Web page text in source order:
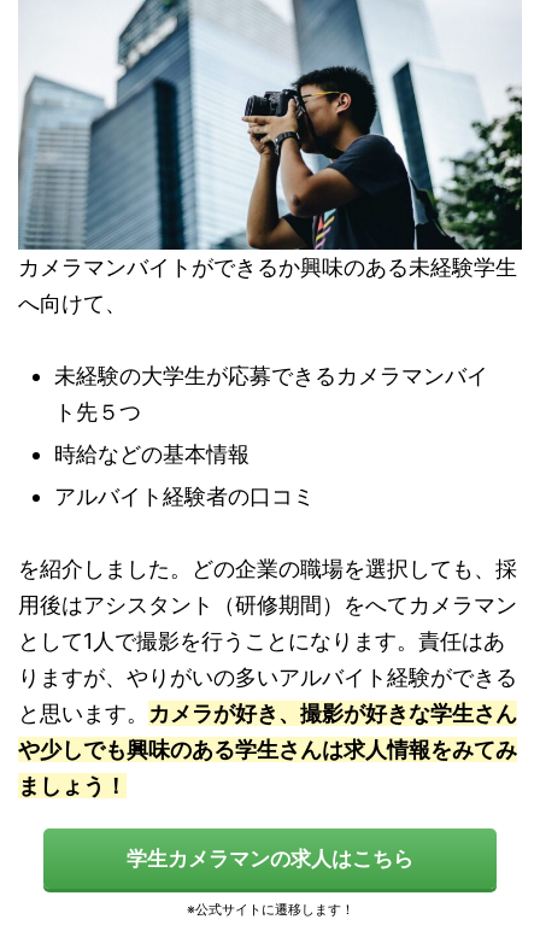
カメラマンバイトができるか興味のある未経験学生
へ向けて、
未経験の大学生が応募できるカメラマンバイ
ト先５つ
時給などの基本情報
アルバイト経験者の口コミ
を紹介しました。どの企業の職場を選択しても、採
用後はアシスタント（研修期間）をへてカメラマン
として1人で撮影を行うことになります。責任はあ
りますが、やりがいの多いアルバイト経験ができる
と思います。 カメラが好き、撮影が好きな学生さん
や少しでも興味のある学生さんは求人情報をみてみ
ましょう！
学生カメラマンの求人はこちら